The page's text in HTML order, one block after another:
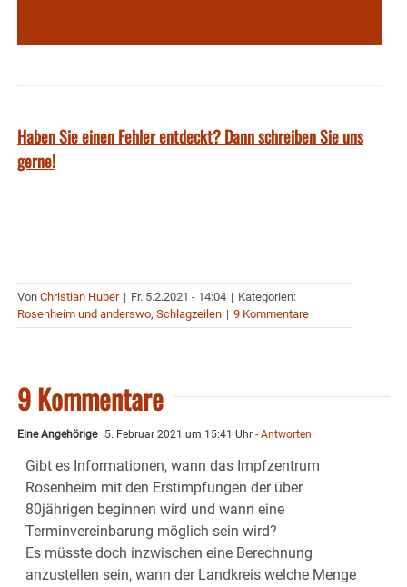
Haben Sie einen Fehler entdeckt? Dann schreiben Sie uns
gerne!
Von Christian Huber | Fr. 5.2.2021 - 14:04 | Kategorien:
Rosenheim und anderswo, Schlagzeilen | 9 Kommentare
9 Kommentare
Eine Angehörige 5. Februar 2021 um 15:41 Uhr - Antworten
Gibt es Informationen, wann das Impfzentrum
Rosenheim mit den Erstimpfungen der über
80jährigen beginnen wird und wann eine
Terminvereinbarung möglich sein wird?
Es müsste doch inzwischen eine Berechnung
anzustellen sein, wann der Landkreis welche Menge